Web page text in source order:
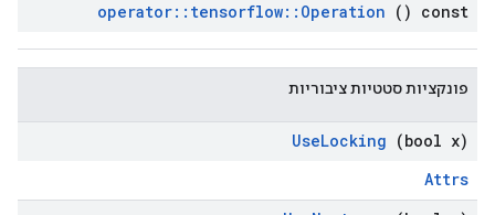
operator:: tensorflow:: Operation () const
פונקציות סטטיות ציבוריות
UseLocking (bool x)
Attrs